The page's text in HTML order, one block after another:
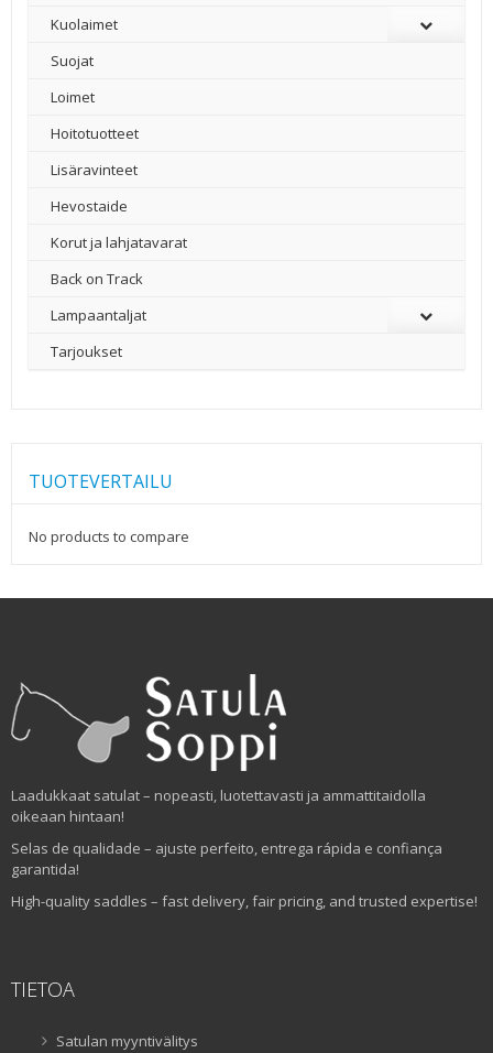
Kuolaimet
Suojat
Loimet
Hoitotuotteet
Lisäravinteet
Hevostaide
Korut ja lahjatavarat
Back on Track
Lampaantaljat
Tarjoukset
TUOTEVERTAILU
No products to compare
Laadukkaat satulat – nopeasti, luotettavasti ja ammattitaidolla
oikeaan hintaan!
Selas de qualidade – ajuste perfeito, entrega rápida e confiança
garantida!
High-quality saddles – fast delivery, fair pricing, and trusted expertise!
TIETOA
Satulan myyntivälitys